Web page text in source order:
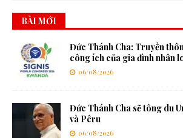
BÀI MỚI
Đức Thánh Cha: Truyền
công ích của gia đình nhân
06/08/2026
Đức Thánh Cha sẽ tông du
và Pêru
06/08/2026